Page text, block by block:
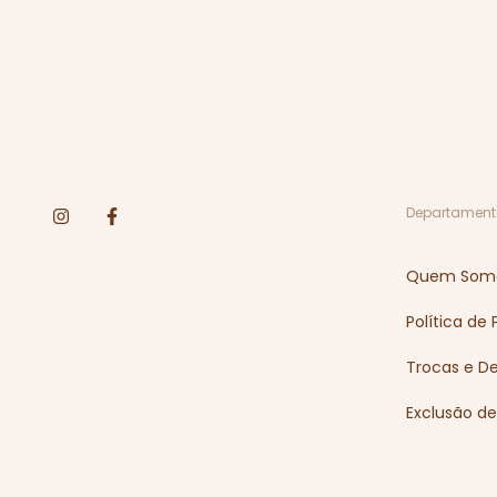
Quem
Política de
Trocas e
Exclusão